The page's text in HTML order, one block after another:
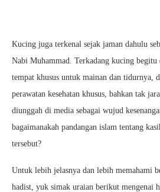
Kucing juga terkenal sejak jaman dahulu
Nabi Muhammad. Terkadang kucing
tempat khusus untuk mainan dan tidurnya,
perawatan kesehatan khusus, bahkan tak
diunggah di media sebagai wujud
bagaimanakah pandangan islam tentang
tersebut?
Untuk lebih jelasnya dan lebih memahami
hadist, yuk simak uraian berikut mengenai